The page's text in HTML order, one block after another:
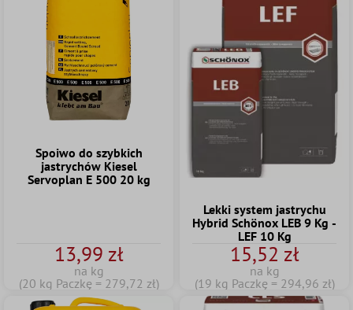
Spoiwo do szybkich
jastrychów Kiesel
Servoplan E 500 20 kg
13,99 zł
na kg
(20 kg Paczkę = 279,72 zł)
Lekki system jastrychu
Hybrid Schönox LEB 9 Kg -
LEF 10 Kg
15,52 zł
na kg
(19 kg Paczkę = 294,96 zł)